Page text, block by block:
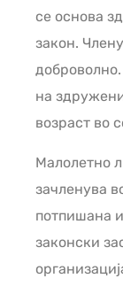
се основа
закон.
на
возраст во
Малолетно
зачленува
потпишана
законски